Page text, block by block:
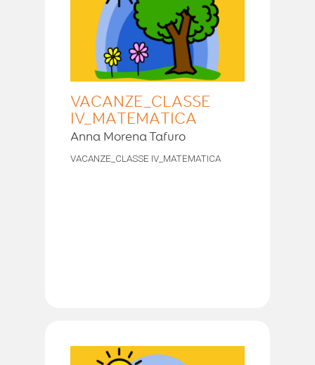
VACANZE_CLASSE
IV_MATEMATICA
Anna Morena Tafuro
VACANZE_CLASSE IV_MATEMATICA